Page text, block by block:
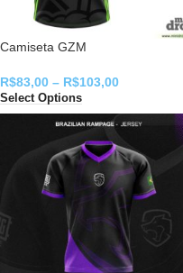
Camiseta GZM
R$83,00 – R$103,00
Select Options